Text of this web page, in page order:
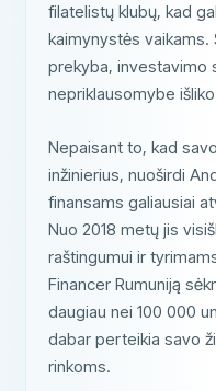
filatelistų klubų, kad
kaimynystės
prekyba, investavimo
nepriklausomybe
Nepaisant to, kad
inžinierius, nuoširdi
finansams galiausiai
Nuo 2018 metų jis
raštingumui ir
Financer Rumuniją
daugiau nei 100 000
dabar perteikia savo
rinkoms.